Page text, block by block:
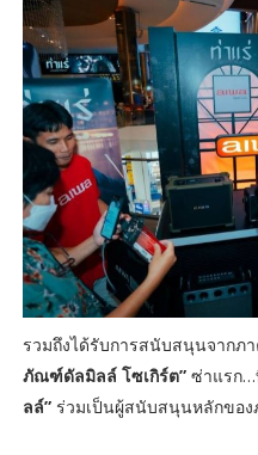
รวมถึงได้รับการสนับสนุนจากภ
ภัณฑ์ดัลมิลล์ โซเกิร์ต” ซ่าแรก
ลล์” ร่วมเป็นผู้สนับสนุนหลักของ